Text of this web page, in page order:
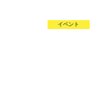
イベント